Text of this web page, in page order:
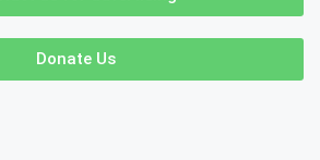
Donate Us